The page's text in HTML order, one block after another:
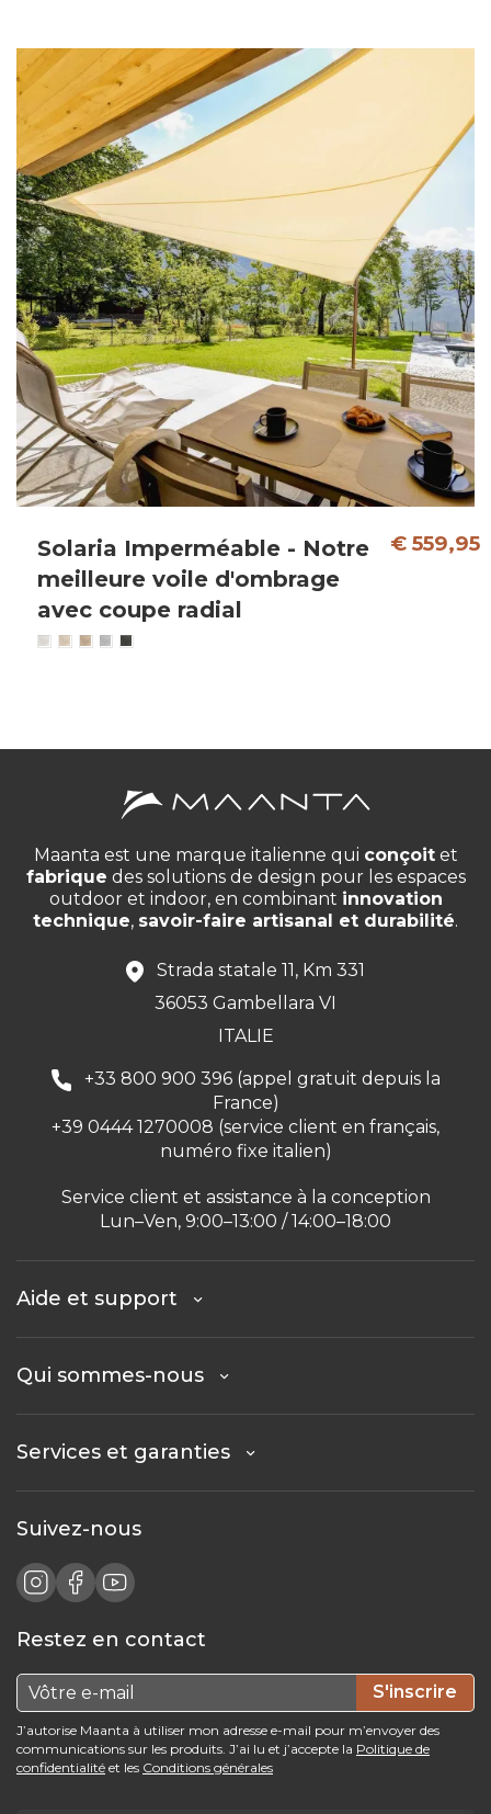
Solaria Imperméable - Notre
meilleure voile d'ombrage
avec coupe radial
€ 559,95
Maanta est une marque italienne qui conçoitet
fabrique des solutions de design pour les espaces
outdoor et indoor, en combinant innovation
technique, savoir-faire artisanal et durabilité.
Strada statale 11, Km 331
36053 Gambellara VI
ITALIE
+33 800 900 396 (appel gratuit depuis la
France)
+39 0444 1270008 (service client en français,
numéro fixe italien)
Service client et assistance à la conception
Lun–Ven, 9:00–13:00 / 14:00–18:00
Aide et support
Qui sommes-nous
Services et garanties
Suivez-nous
Restez en contact
S'inscrire
J’autorise Maanta à utiliser mon adresse e-mail pour m’envoyer des
communications sur les produits. J’ai lu et j’accepte la Politique de
confidentialité et les Conditions générales